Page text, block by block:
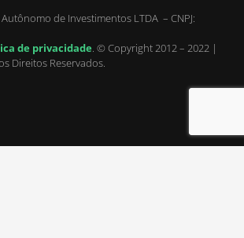
Autônomo de Investimentos LTDA – CNPJ:
de privacidade. © Copyright 2012 – 2022 |
Direitos Reservados.